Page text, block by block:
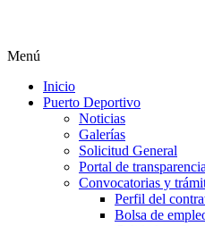
Menú
Inicio
Puerto Deportivo
Noticias
Galerías
Solicitud General
Portal de transparencia
Convocatorias y
Perfil del
Bolsa de